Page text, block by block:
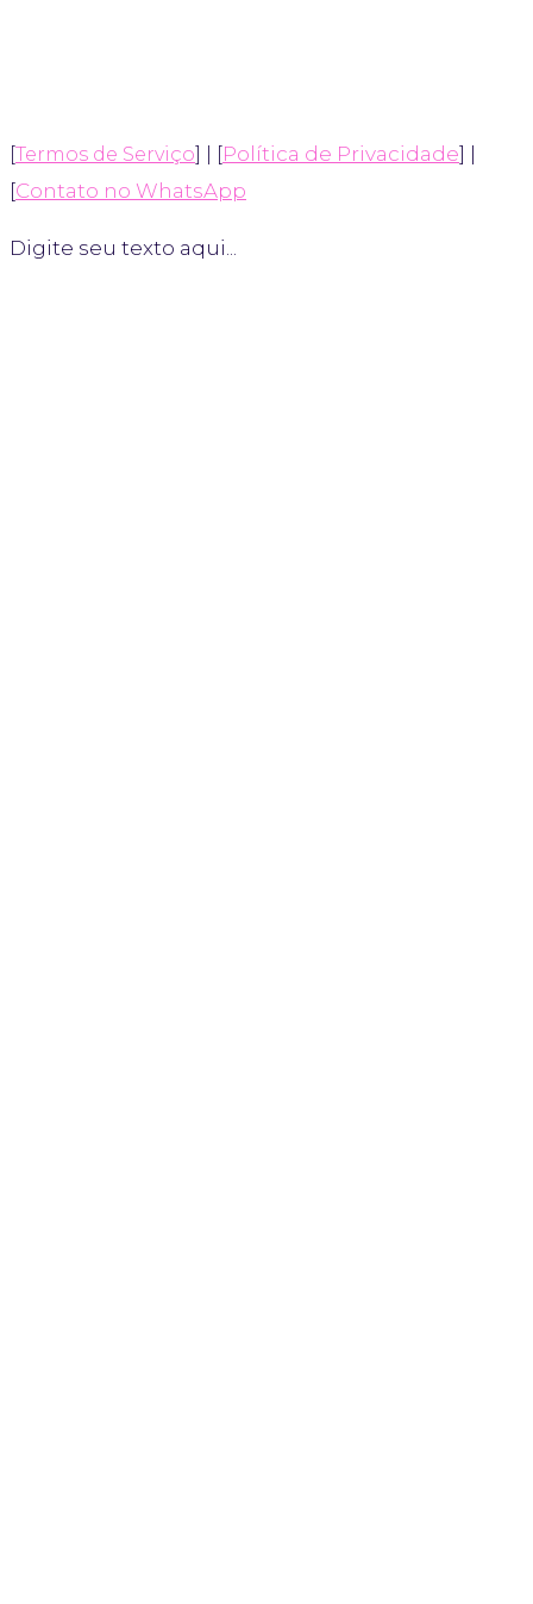
[Termos de Serviço] | [Política de Privacidade] |
[Contato no WhatsApp
Digite seu texto aqui...